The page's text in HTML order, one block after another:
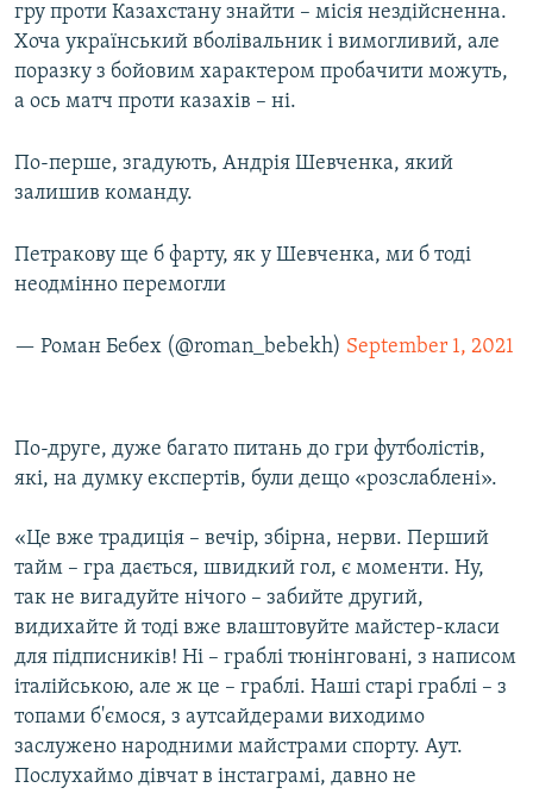
гру проти Казахстану знайти – місія нездійсненна.
Хоча український вболівальник і вимогливий, але
поразку з бойовим характером пробачити можуть,
а ось матч проти казахів – ні.
По-перше, згадують, Андрія Шевченка, який
залишив команду.
Петракову ще б фарту, як у Шевченка, ми б тоді
неодмінно перемогли
— Роман Бебех (@roman_bebekh) September 1, 2021
По-друге, дуже багато питань до гри футболістів,
які, на думку експертів, були дещо «розслаблені».
«Це вже традиція – вечір, збірна, нерви. Перший
тайм – гра дається, швидкий гол, є моменти. Ну,
так не вигадуйте нічого – забийте другий,
видихайте й тоді вже влаштовуйте майстер-класи
для підписників! Ні – граблі тюнінговані, з написом
італійською, але ж це – граблі. Наші старі граблі – з
топами б'ємося, з аутсайдерами виходимо
заслужено народними майстрами спорту. Аут.
Послухаймо дівчат в інстаграмі, давно не